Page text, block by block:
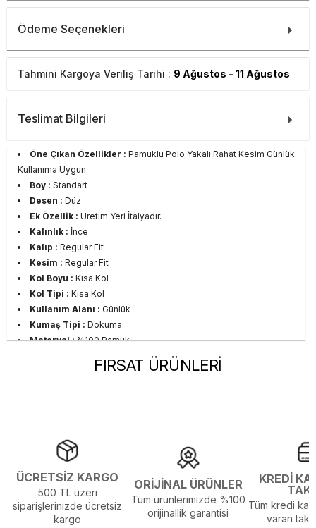
Ödeme Seçenekleri
Tahmini Kargoya Veriliş Tarihi : 9 Ağustos - 11 Ağustos
Teslimat Bilgileri
Öne Çıkan Özellikler : Pamuklu Polo Yakalı Rahat Kesim Günlük
Kullanıma Uygun
Boy : Standart
Desen : Düz
Ek Özellik : Üretim Yeri İtalyadır.
Kalınlık : İnce
Kalıp : Regular Fit
Kesim : Regular Fit
Kol Boyu : Kısa Kol
Kol Tipi : Kısa Kol
Kullanım Alanı : Günlük
Kumaş Tipi : Dokuma
Materyal :%100 Pamuk
Beden Tablosu Detayı :
Ürünün Beden Tablosu Son
Resimdedir.
Görsel Açıklaması :Stüdyo Çekim Ortamında Bulunan Işık ve
Gölgelenmelerden Dolayı Renk Farklılıkları Olabilir
FIRSAT ÜRÜNLERİ
ÜCRETSİZ KARGO
500 TL üzeri
siparişlerinizde ücretsiz
kargo
ORİJİNAL ÜRÜNLER
Tüm ürünlerimizde %100
orijinallik garantisi
KREDİ
Tüm kredi
varan